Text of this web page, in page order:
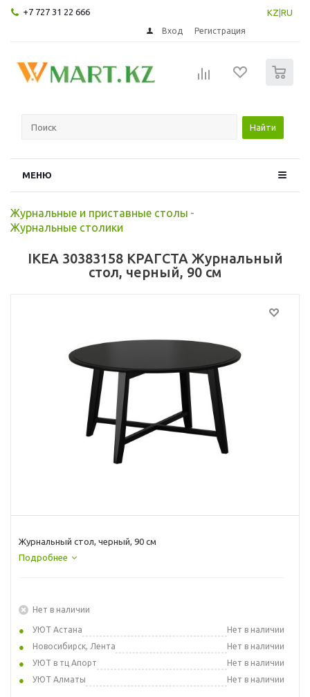
+7 727 31 22 666 KZ RU
Вход Регистрация
Найти
МЕНЮ
Журнальные и приставные столы -
Журнальные столики
IKEA 30383158 КРАГСТА Журнальный
стол, черный, 90 см
Журнальный стол, черный, 90 см
Подробнее
Нет в наличии
УЮТ Астана
Нет в наличии
Новосибирск, Лента
Нет в наличии
УЮТ в тц Апорт
Нет в наличии
УЮТ Алматы
Нет в наличии